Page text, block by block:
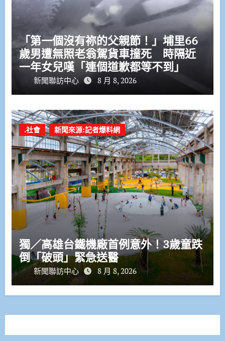
「第一個沒有祢的父親節！」埔里66
歲男遭無照老翁駕貨車撞死 時隔近
一年女兒嘆「連個道歉都等不到」
新聞聯訪中心 8 月 8, 2026
.社會 新聞來源:記者爆料網
獨／高雄台鐵機廠首例意外！3歲童跌
倒「破頭」緊急送醫
新聞聯訪中心 8 月 8, 2026